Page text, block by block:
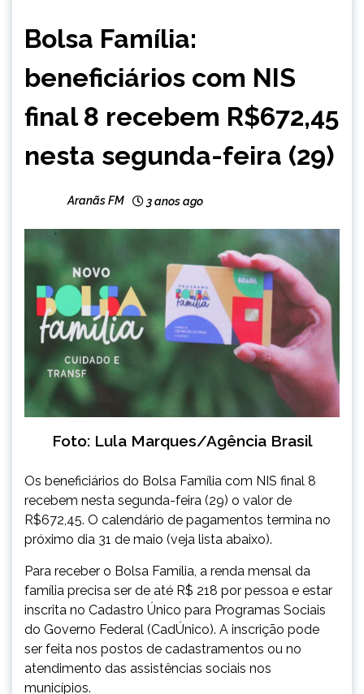
NOTÍCIAS
Bolsa Família:
beneficiários com NIS
final 8 recebem R$672,45
nesta segunda-feira (29)
Aranãs FM 3 anos ago
Foto: Lula Marques/Agência Brasil
Os beneficiários do Bolsa Família com NIS final 8
recebem nesta segunda-feira (29) o valor de
R$672,45. O calendário de pagamentos termina no
próximo dia 31 de maio (veja lista abaixo).
Para receber o Bolsa Família, a renda mensal da
família precisa ser de até R$ 218 por pessoa e estar
inscrita no Cadastro Único para Programas Sociais
do Governo Federal (CadÚnico). A inscrição pode
ser feita nos postos de cadastramentos ou no
atendimento das assistências sociais nos
municípios.